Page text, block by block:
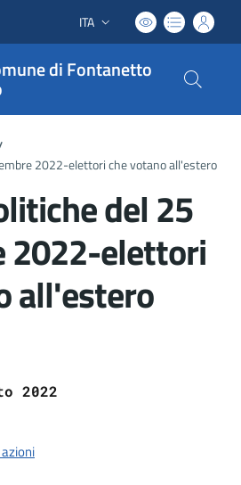
Lingua attiva:
ITA
di Fontanetto
2022-elettori che votano all'estero
del 25
2022-elettori
all'estero
2022